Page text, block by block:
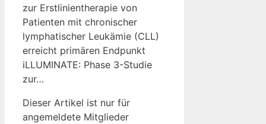
zur Erstlinientherapie von
Patienten mit chronischer
lymphatischer Leukämie (CLL)
erreicht primären Endpunkt
iLLUMINATE: Phase 3-Studie
zur…
Dieser Artikel ist nur für
angemeldete Mitglieder